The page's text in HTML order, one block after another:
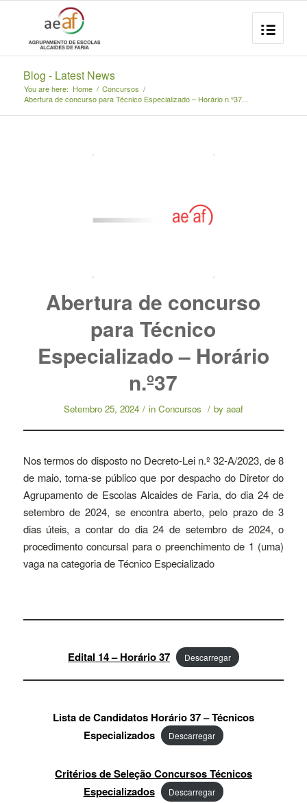
Blog - Latest News
You are here: Home / Concursos /
Abertura de concurso para Técnico Especializado – Horário n.º37...
Abertura de concurso
para Técnico
Especializado – Horário
n.º37
Setembro 25, 2024 / in Concursos / by aeaf
Nos termos do disposto no Decreto-Lei n.º 32-A/2023, de 8
de maio, torna-se público que por despacho do Diretor do
Agrupamento de Escolas Alcaides de Faria, do dia 24 de
setembro de 2024, se encontra aberto, pelo prazo de 3
dias úteis, a contar do dia 24 de setembro de 2024, o
procedimento concursal para o preenchimento de 1 (uma)
vaga na categoria de Técnico Especializado
Edital 14 – Horário 37 Descarregar
Lista de Candidatos Horário 37 – Técnicos
Especializados
Descarregar
Critérios de Seleção Concursos Técnicos
Especializados
Descarregar